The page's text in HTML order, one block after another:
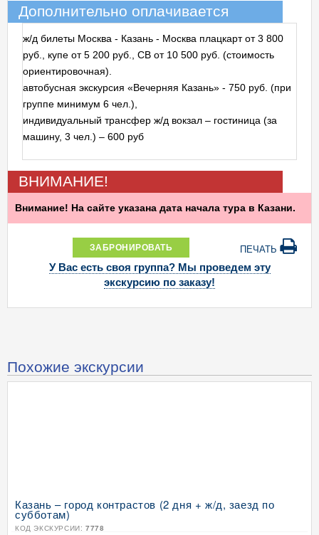
Дополнительно оплачивается
ж/д билеты Москва - Казань - Москва плацкарт от 3 800
руб., купе от 5 200 руб., СВ от 10 500 руб. (стоимость
ориентировочная).
автобусная экскурсия «Вечерняя Казань» - 750 руб. (при
группе минимум 6 чел.),
индивидуальный трансфер ж/д вокзал – гостиница (за
машину, 3 чел.) – 600 руб
ВНИМАНИЕ!
Внимание! На сайте указана дата начала тура в Казани.
ЗАБРОНИРОВАТЬ ПЕЧАТЬ
У Вас есть своя группа? Мы проведем эту
экскурсию по заказу!
Похожие экскурсии
Казань – город контрастов (2 дня + ж/д, заезд по
субботам)
КОД ЭКСКУРСИИ: 7778